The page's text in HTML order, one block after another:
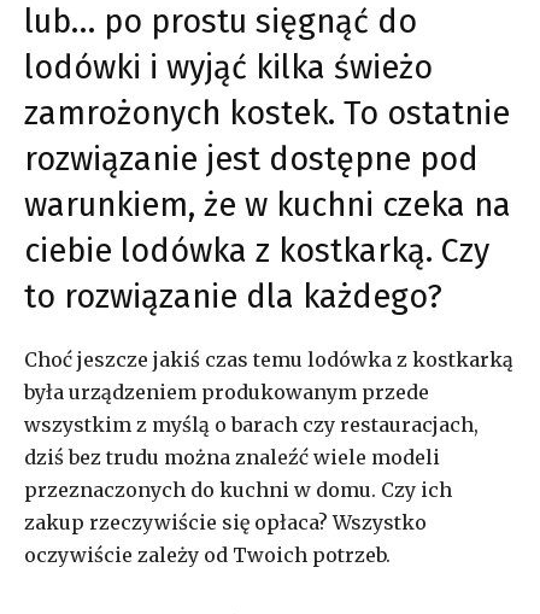
lub… po prostu sięgnąć do
lodówki i wyjąć kilka świeżo
zamrożonych kostek. To ostatnie
rozwiązanie jest dostępne pod
warunkiem, że w kuchni czeka na
ciebie lodówka z kostkarką. Czy
to rozwiązanie dla każdego?
Choć jeszcze jakiś czas temu lodówka z kostkarką
była urządzeniem produkowanym przede
wszystkim z myślą o barach czy restauracjach,
dziś bez trudu można znaleźć wiele modeli
przeznaczonych do kuchni w domu. Czy ich
zakup rzeczywiście się opłaca? Wszystko
oczywiście zależy od Twoich potrzeb.